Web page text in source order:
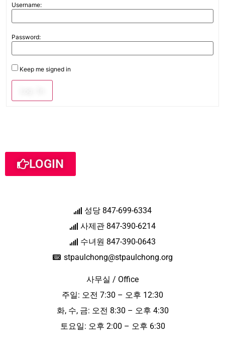
Username:
Password:
Keep me signed in
LOGIN
성당 847-699-6334
사제관 847-390-6214
수녀원 847-390-0643
stpaulchong@stpaulchong.org
사무실 / Office
주일: 오전 7:30 – 오후 12:30
화, 수, 금: 오전 8:30 – 오후 4:30
토요일: 오후 2:00 – 오후 6:30